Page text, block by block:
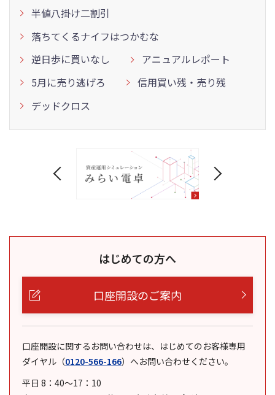
半値八掛け二割引
落ちてくるナイフはつかむな
逆日歩に買いなし
アニュアルレポート
5月に売り逃げろ
信用買い残・売り残
デッドクロス
はじめての方へ
口座開設のご案内
口座開設に関するお問い合わせは、はじめてのお客様専用
ダイヤル （0120-566-166） へお問い合わせください。
平日 8：40～17：10